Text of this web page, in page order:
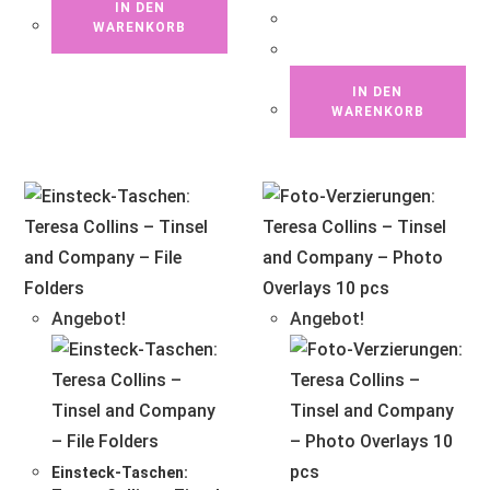
IN DEN
WARENKORB
IN DEN
WARENKORB
Angebot!
Einsteck-Taschen:
Angebot!